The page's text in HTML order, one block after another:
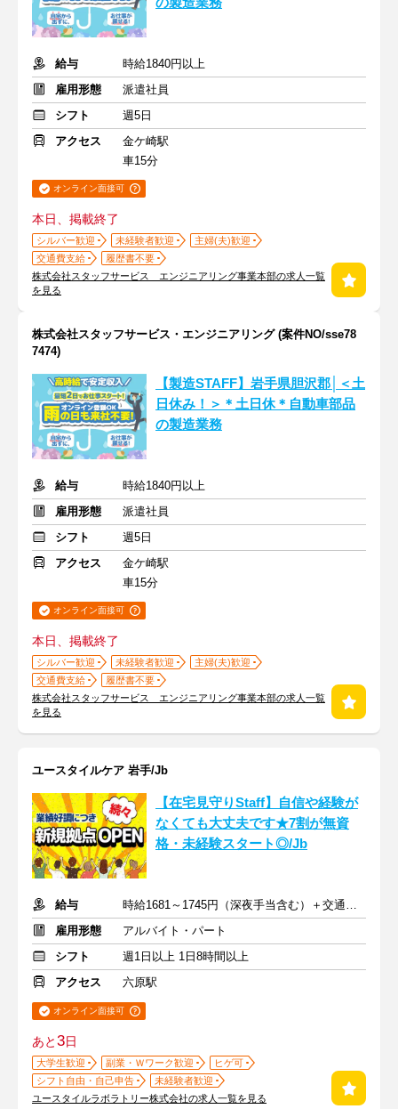
給与
時給1840円以上
雇用形態
派遣社員
シフト
週5日
アクセス
金ケ崎駅
車15分
オンライン面接可
本日、掲載終了
シルバー歓迎 未経験者歓迎
主婦(夫)歓迎
交通費支給
履歴書不要
株式会社スタッフサービス エンジニアリング事業本部の求人一覧
を見る
株式会社スタッフサービス・エンジニアリング (案件NO/sse78
7474)
【製造STAFF】岩手県胆沢郡│＜土
日休み！＞＊土日休＊自動車部品
の製造業務
給与
時給1840円以上
雇用形態
派遣社員
シフト
週5日
アクセス
金ケ崎駅
車15分
オンライン面接可
本日、掲載終了
シルバー歓迎 未経験者歓迎
主婦(夫)歓迎
交通費支給
履歴書不要
株式会社スタッフサービス エンジニアリング事業本部の求人一覧
を見る
ユースタイルケア 岩手/Jb
【在宅見守りStaff】自信や経験が
なくても大丈夫です★7割が無資
格・未経験スタート◎/Jb
給与
時給1681～1745円（深夜手当含む）＋交通費支給
雇用形態
アルバイト・パート
シフト
週1日以上 1日8時間以上
アクセス
六原駅
オンライン面接可
あと3日
大学生歓迎 副業・Ｗワーク歓迎
ヒゲ可
シフト自由・自己申告
未経験者歓迎
ユースタイルラボラトリー株式会社の求人一覧を見る